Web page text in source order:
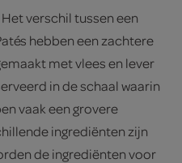
verschil tussen een
hebben een zachtere
met vlees en lever
in de schaal waarin
vaak een grovere
ingrediënten zijn
de ingrediënten voor